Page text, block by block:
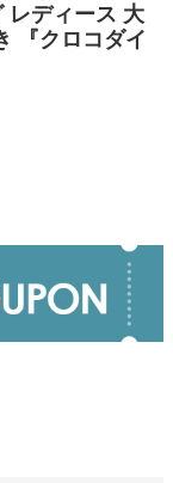
レディース 大
『クロコダイ